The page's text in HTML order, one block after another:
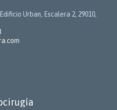
Urban, Escalera 2, 29010,